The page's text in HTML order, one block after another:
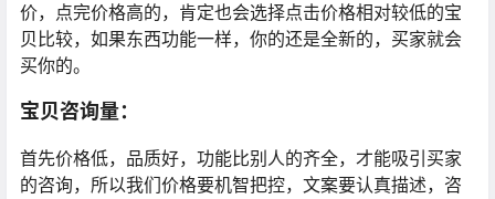
价，点完价格高的，肯定也会选择点击价格相对较低的宝
贝比较，如果东西功能一样，你的还是全新的，买家就会
买你的。
宝贝咨询量：
首先价格低，品质好，功能比别人的齐全，才能吸引买家
的咨询，所以我们价格要机智把控，文案要认真描述，咨